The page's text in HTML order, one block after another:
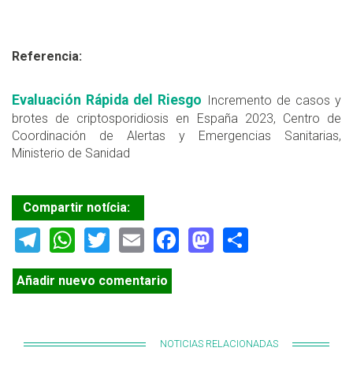
Referencia:
Evaluación Rápida del Riesgo Incremento de casos y
brotes de criptosporidiosis en España 2023, Centro de
Coordinación de Alertas y Emergencias Sanitarias,
Ministerio de Sanidad
Compartir notícia:
Telegram
WhatsApp
TwitterEmailFacebook
Mastodon
Añadir nuevo comentario
NOTICIAS RELACIONADAS